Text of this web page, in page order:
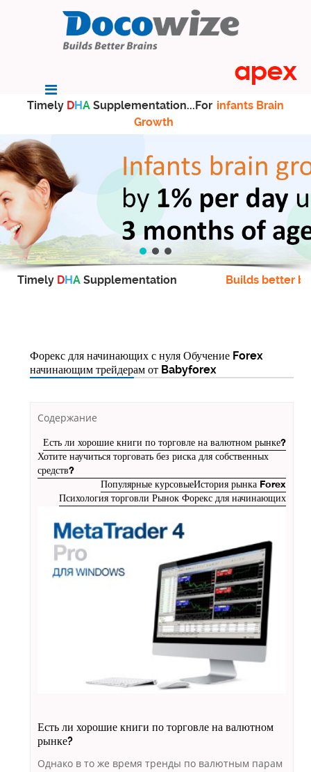
Timely DHA Supplementation...For infants Brain
Growth
Timely DHA Supplementation Builds better
Форекс для начинающих с нуля Обучение Forex
начинающим трейдерам от Babyforex
Содержание
Есть ли хорошие книги по торговле на валютном рынке?
Хотите научиться торговать без риска для собственных
средств?
История рынка Forex
Популярные курсовые
Психология торговли Рынок Форекс для начинающих
Есть ли хорошие книги по торговле на валютном
рынке?
Однако в то же время тренды по валютным парам